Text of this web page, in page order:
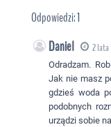
Odpowiedzi:1
Daniel 2 lata
Odradzam.
Jak nie masz
gdzieś woda
podobnych
urządzi sobie